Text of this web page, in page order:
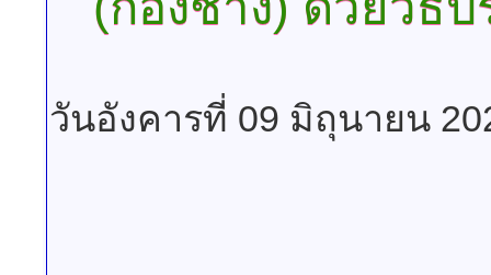
วันอังคารที่ 09 มิถุนายน